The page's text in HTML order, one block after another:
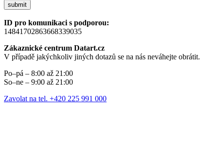
submit
ID pro komunikaci s podporou:
14841702863668339035
Zákaznické centrum Datart.cz
V případě jakýchkoliv jiných dotazů se na nás neváhejte obrátit.
Po–pá – 8:00 až 21:00
So–ne – 9:00 až 21:00
Zavolat na tel. +420 225 991 000